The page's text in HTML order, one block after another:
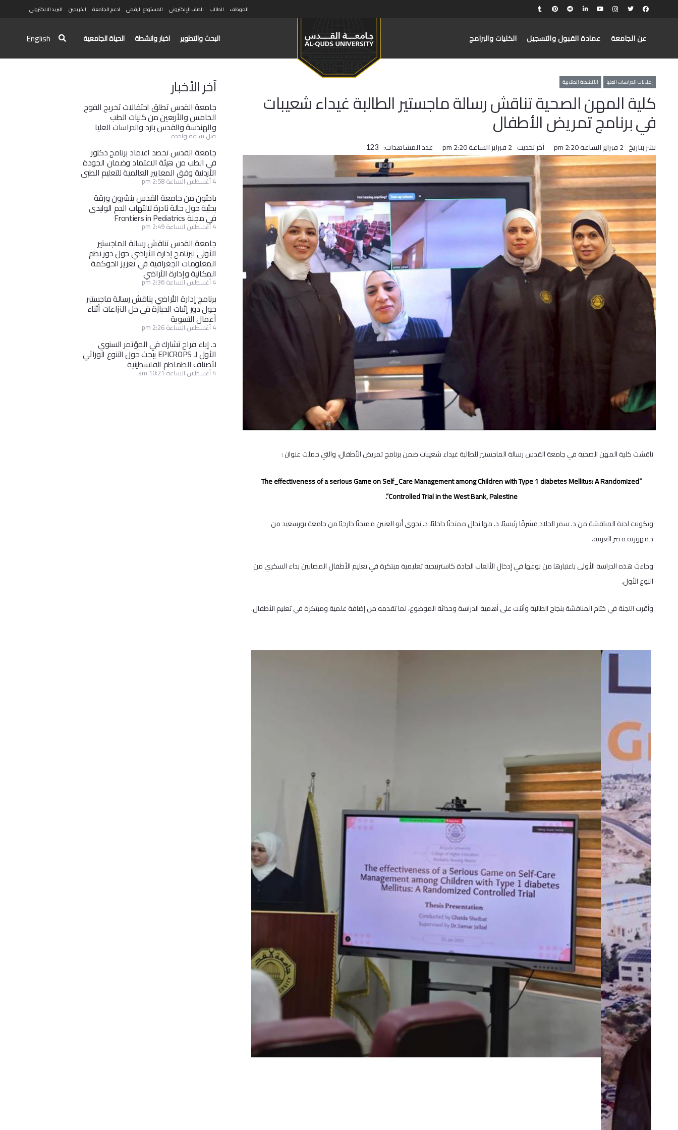
الموظف الطالب الصف الإلكتروني المستودع الرقمي ادعم الجامعة الخريجين البريد الالكتروني
عن الجامعة عمادة القبول والتسجيل الكليات والبرامج البحث والتطوير اخبار وانشطة الحياة الجامعية English
إعلانات الدراسات العليا الأنشطة الطلابية
كلية المهن الصحية تناقش رسالة ماجستير الطالبة غيداء شعيبات
في برنامج تمريض الأطفال
نشر بتاريخ 2 فبراير الساعة 2:20 pm آخر تحديث 2 فبراير الساعة 2:20 pm عدد المشاهدات: 123
ناقشت كلية المهن الصحية في جامعة القدس رسالة الماجستير للطالبة غيداء شعيبات ضمن برنامج تمريض الأطفال، والتي حملت عنوان :
“The effectiveness of a serious Game on Self_Care Management among Children with Type 1 diabetes Mellitus: A Randomized
Controlled Trial in the West Bank, Palestine”.
وتكونت لجنة المناقشة من د. سمر الجلاد مشرفًا رئيسيًا، د. مها نحال ممتحنًا داخليًا، د. نجوى أبو العنين ممتحنًا خارجيًا من جامعة بورسعيد من
جمهورية مصر العربية.
وجاءت هذه الدراسة الأولى باعتبارها من نوعها في إدخال الألعاب الجادة كاسترتيجية تعليمية مبتكرة في تعليم الأطفال المصابين بداء السكري من
النوع الأول.
وأقرت اللجنة في ختام المناقشة بنجاح الطالبة وأثنت على أهمية الدراسة وحداثة الموضوع، لما تقدمه من إضافة علمية ومبتكرة في تعليم الأطفال.
شارك المقال عبر:
آخر الأخبار
جامعة القدس تطلق احتفالات تخريج الفوج
الخامس والأربعين من كليات الطب
والهندسة والقدس بارد والدراسات العليا
قبل ساعة واحدة
جامعة القدس تحصد اعتماد برنامج دكتور
في الطب من هيئة الاعتماد وضمان الجودة
الأردنية وفق المعايير العالمية للتعليم الطبي
4 أغسطس الساعة 2:58 pm
باحثون من جامعة القدس ينشرون ورقة
بحثية حول حالة نادرة لالتهاب الدم الوليدي
في مجلة Frontiers in Pediatrics
4 أغسطس الساعة 2:49 pm
جامعة القدس تناقش رسالة الماجستير
الأولى لبرنامج إدارة الأراضي حول دور نظم
المعلومات الجغرافية في تعزيز الحوكمة
المكانية وإدارة الأراضي
4 أغسطس الساعة 2:36 pm
برنامج إدارة الأراضي يناقش رسالة ماجستير
حول دور إثبات الحيازة في حل النزاعات أثناء
أعمال التسوية
4 أغسطس الساعة 2:26 pm
د. إباء فراح تشارك في المؤتمر السنوي
الأول لـ EPICROPS ببحث حول التنوع الوراثي
لأصناف الطماطم الفلسطينية
4 أغسطس الساعة 10:21 am